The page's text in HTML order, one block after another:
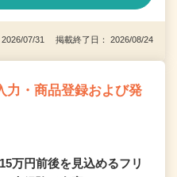
2026/07/31 掲載終了日： 2026/08/24
力・商品登録および発
万円前後を見込めるフリ